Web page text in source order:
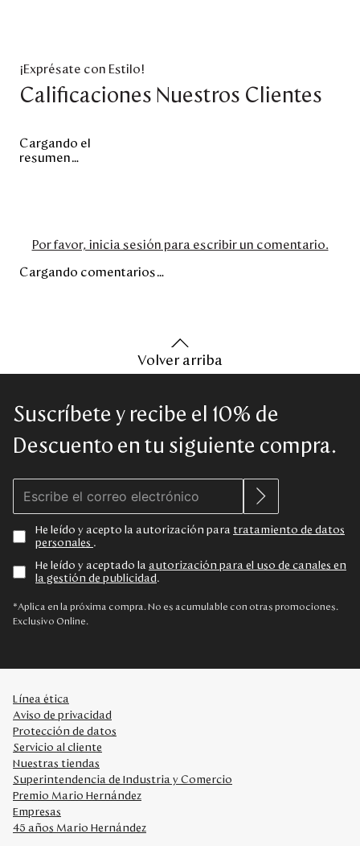
¡Exprésate con Estilo!
Calificaciones Nuestros Clientes
Cargando el
resumen…
Por favor, inicia sesión para escribir un comentario.
Cargando comentarios…
Volver arriba
Suscríbete y recibe el 10% de
Descuento en tu siguiente compra.
He leído y acepto la autorización para tratamiento de datos
personales .
He leído y aceptado la autorización para el uso de canales en
la gestión de publicidad .
*Aplica en la próxima compra. No es acumulable con otras promociones.
Exclusivo Online.
Línea ética
Aviso de privacidad
Protección de datos
Servicio al cliente
Nuestras tiendas
Superintendencia de Industria y Comercio
Premio Mario Hernández
Empresas
45 años Mario Hernández